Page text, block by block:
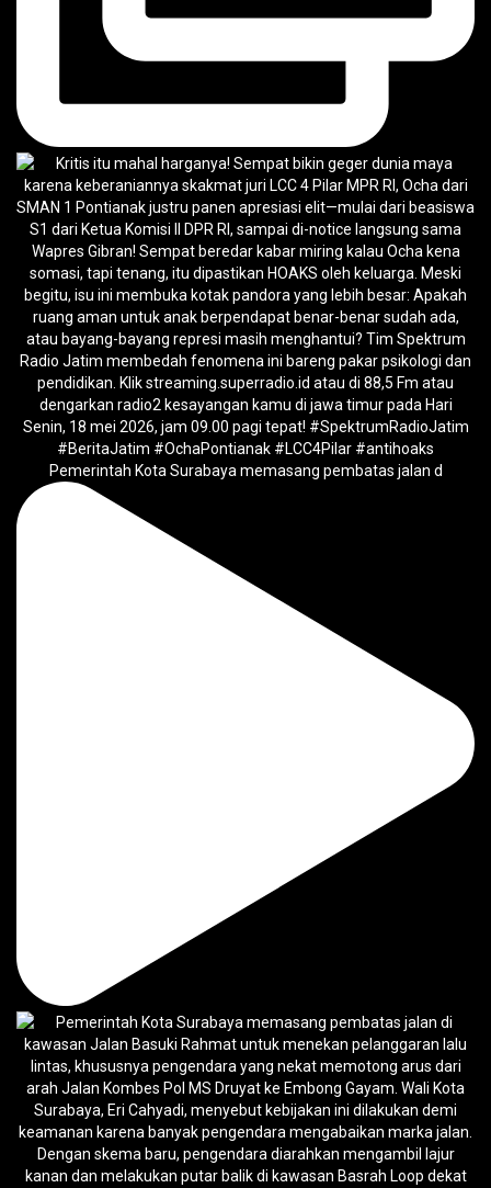
Pemerintah Kota Surabaya memasang pembatas jalan d